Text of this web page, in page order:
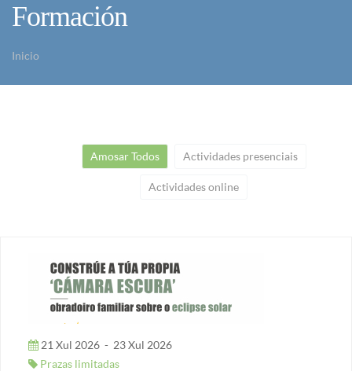
Formación
Inicio
Amosar Todos Actividades presenciais
Actividades online
21 Xul 2026 - 23 Xul 2026
Prazas limitadas